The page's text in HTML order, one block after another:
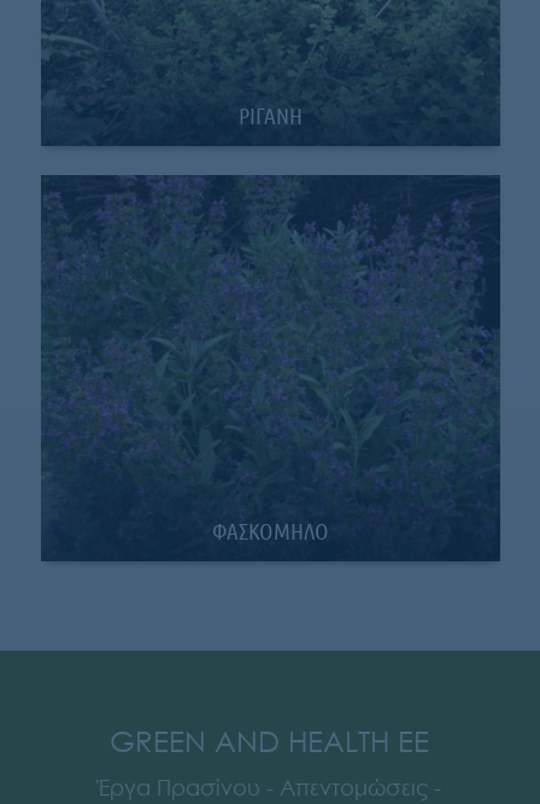
ΡΙΓΑΝΗ
ΦΑΣΚΟΜΗΛΟ
GREEN AND HEALTH EE
Έργα Πρασίνου - Απεντομώσεις -